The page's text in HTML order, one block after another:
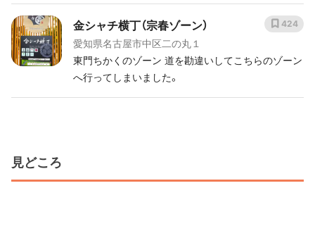
金シャチ横丁（宗春ゾーン）
愛知県名古屋市中区二の丸１
東門ちかくのゾーン 道を勘違いしてこちらのゾーン
へ行ってしまいました。
424
見どころ